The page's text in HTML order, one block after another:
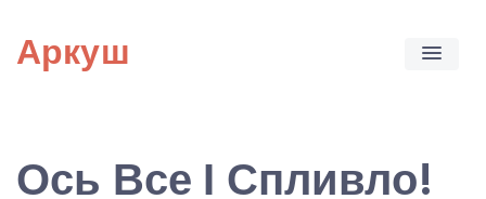
content
Аркуш
Ось Все І Спливло!